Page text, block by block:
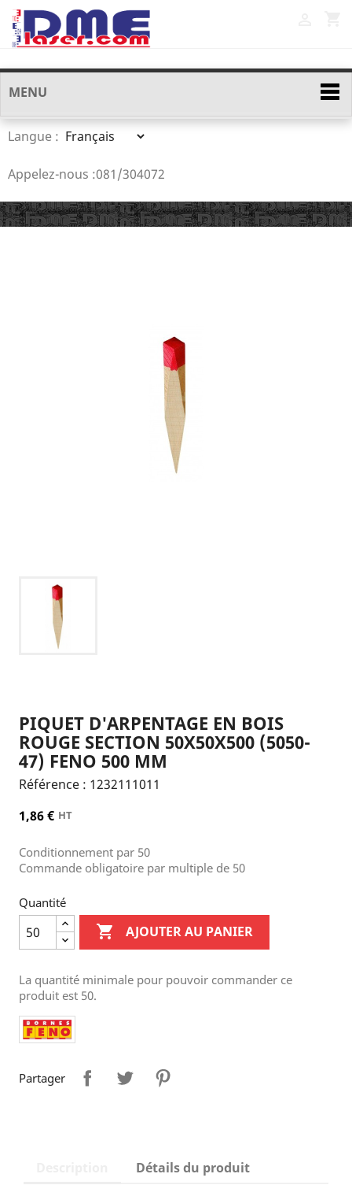
MENU
Langue :
Appelez-nous :081/304072
PIQUET D'ARPENTAGE EN BOIS
ROUGE SECTION 50X50X500 (5050-
47) FENO 500 MM
Référence : 1232111011
1,86 € HT
Conditionnement par 50
Commande obligatoire par multiple de 50
Quantité
 AJOUTER AU PANIER
La quantité minimale pour pouvoir commander ce
produit est 50.
Partager
Détails du produit